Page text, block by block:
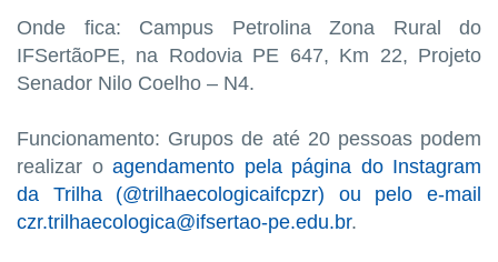
Onde fica: Campus Petrolina Zona Rural do
IFSertãoPE, na Rodovia PE 647, Km 22, Projeto
Senador Nilo Coelho – N4.
Funcionamento: Grupos de até 20 pessoas podem
realizar oagendamento pela página do Instagram
da Trilha (@trilhaecologicaifcpzr) ou pelo e-mail
czr.trilhaecologica@ifsertao-pe.edu.br.